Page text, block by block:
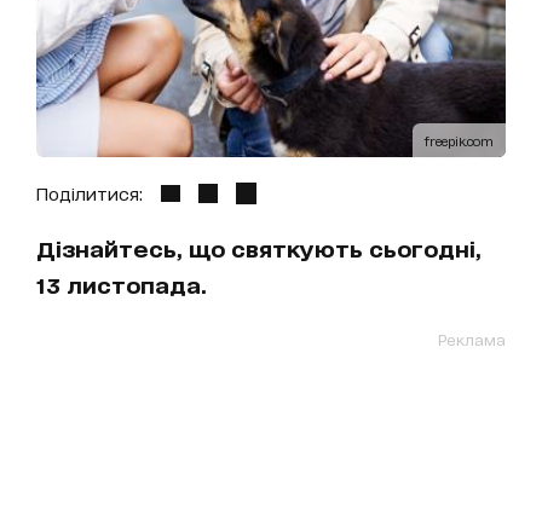
freepik.com
Поділитися:
Дізнайтесь, що святкують сьогодні,
13 листопада.
Реклама